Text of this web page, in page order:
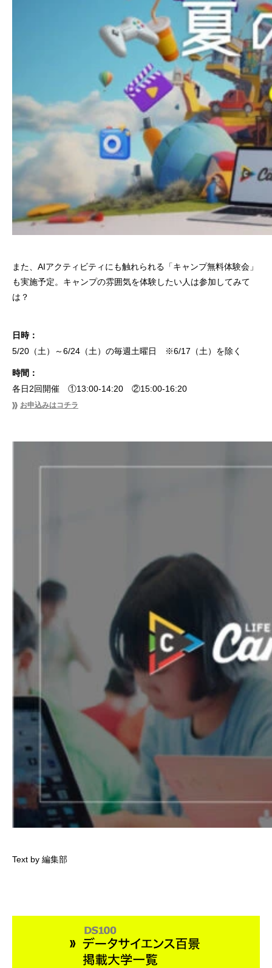
また、AIアクティビティにも触れられる「キャンプ無料体験会」
も実施予定。キャンプの雰囲気を体験したい人は参加してみて
は？
日時：
5/20（土）～6/24（土）の毎週土曜日 ※6/17（土）を除く
時間：
各日2回開催 ①13:00-14:20 ②15:00-16:20
お申込みはコチラ
Text by 編集部